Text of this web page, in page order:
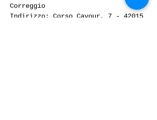
Correggio
Indirizzo: Corso Cavour, 7 - 42015